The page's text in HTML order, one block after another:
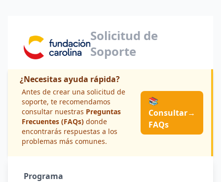
Solicitud de
Soporte
¿Necesitas ayuda rápida?
Antes de crear una solicitud de
soporte, te recomendamos
consultar nuestras Preguntas
Frecuentes (FAQs) donde
encontrarás respuestas a los
problemas más comunes.
📚
Consultar
FAQs
→
Programa